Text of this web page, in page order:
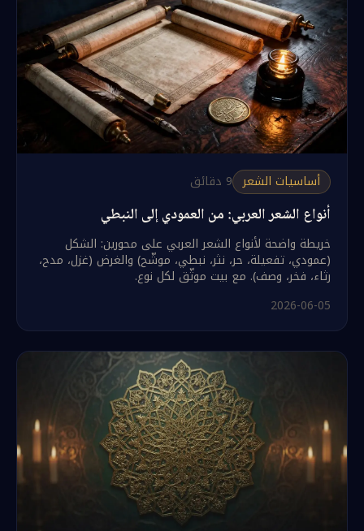
أساسيات الشعر 9 دقائق
أنواع الشعر العربي: من العمودي إلى النبطي
خريطة واضحة لأنواع الشعر العربي على محورين: الشكل
(عمودي، تفعيلة، حر، نثر، نبطي، موشّح) والغرض (غزل، مدح،
رثاء، فخر، وصف). مع بيت موثّق لكل نوع.
2026-06-05